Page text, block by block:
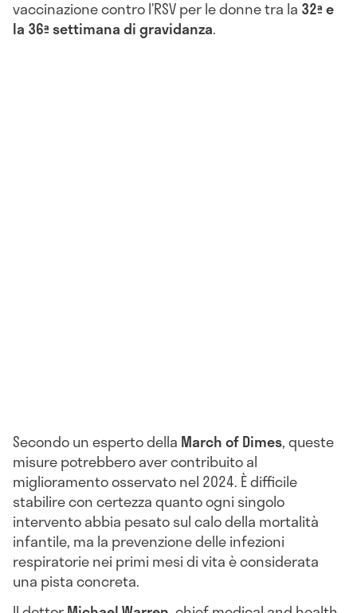
vaccinazione contro l’RSV per le donne tra la 32ª e
la 36ª settimana di gravidanza.
Secondo un esperto della March of Dimes, queste
misure potrebbero aver contribuito al
miglioramento osservato nel 2024. È difficile
stabilire con certezza quanto ogni singolo
intervento abbia pesato sul calo della mortalità
infantile, ma la prevenzione delle infezioni
respiratorie nei primi mesi di vita è considerata
una pista concreta.